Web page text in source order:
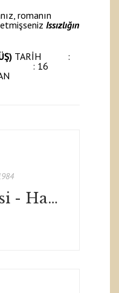
romanın
Issızlığın
TARİH :
: 16
Nokta Dergisi - Haziran 1984